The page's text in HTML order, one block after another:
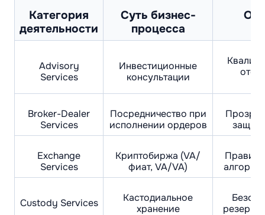
Категория
деятельности
Суть бизнес-
процесса
Advisory
Services
Инвестиционные
консультации
Broker-Dealer
Services
Посредничество при
исполнении ордеров
Exchange
Services
Криптобиржа (VA/
фиат, VA/VA)
Custody Services
Кастодиальное
хранение
резервы